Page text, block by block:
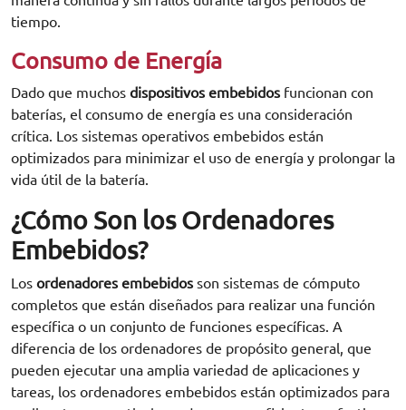
tiempo.
Consumo de Energía
Dado que muchos dispositivos embebidos funcionan con
baterías, el consumo de energía es una consideración
crítica. Los sistemas operativos embebidos están
optimizados para minimizar el uso de energía y prolongar la
vida útil de la batería.
¿Cómo Son los Ordenadores
Embebidos?
Los ordenadores embebidos son sistemas de cómputo
completos que están diseñados para realizar una función
específica o un conjunto de funciones específicas. A
diferencia de los ordenadores de propósito general, que
pueden ejecutar una amplia variedad de aplicaciones y
tareas, los ordenadores embebidos están optimizados para